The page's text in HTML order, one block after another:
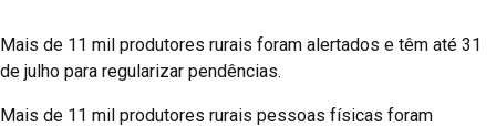
Mais de 11 mil produtores rurais foram alertados e têm até 31
de julho para regularizar pendências.
Mais de 11 mil produtores rurais pessoas físicas foram